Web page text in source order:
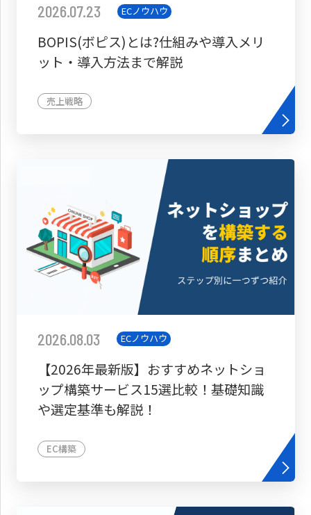
2026.07.23 ECノウハウ
BOPIS(ボピス)とは?仕組みや導入メリ
ット・導入方法まで解説
売上戦略
2026.08.03 ECノウハウ
【2026年最新版】おすすめネットショ
ップ構築サービス15選比較！基礎知識
や選定基準も解説！
EC構築